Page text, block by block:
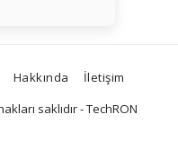
Hakkında
İletişim
saklıdır -TechRON